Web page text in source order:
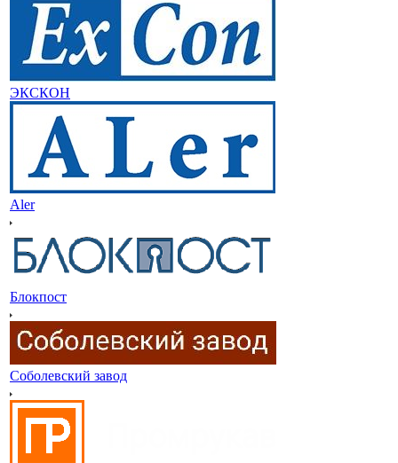
ЭКСКОН
Aler
Блокпост
Соболевский завод